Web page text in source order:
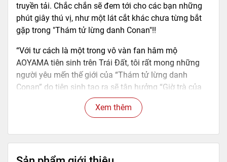
truyền tải. Chắc chắn sẽ đem tới cho các bạn những
phút giây thú vị, như một lát cắt khác chưa từng bắt
gặp trong "Thám tử lừng danh Conan"!!
“Với tư cách là một trong vô vàn fan hâm mộ
AOYAMA tiên sinh trên Trái Đất, tôi rất mong những
người yêu mến thế giới của “Thám tử lừng danh
Conan” do tiên sinh tạo ra sẽ tận hưởng “Giờ trà của
Zero” hết mình. Tôi vẽ bộ truyện này cũng vì mục đích
đó. Rất mong được mọi người đón nhận.” (Takahiro
==========================================
==============
Xem thêm